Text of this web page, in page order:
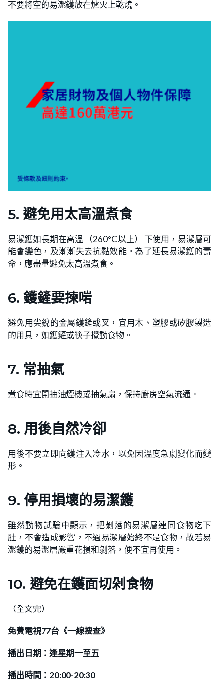
不要將空的易潔鑊放在爐火上乾燒。
5. 避免用太高溫煮食
易潔鑊如長期在高溫 （260°C以上） 下使用，易潔層可
能會變色，及漸漸失去抗黏效能。為了延長易潔鑊的壽
命，應盡量避免太高溫煮食。
6. 鑊鏟要揀啱
避免用尖銳的金屬鑊鏟或叉，宜用木、塑膠或矽膠製造
的用具，如鑊鏟或筷子攪動食物。
7. 常抽氣
煮食時宜開抽油煙機或抽氣扇，保持廚房空氣流通。
8. 用後自然冷卻
用後不要立即向鑊注入冷水，以免因溫度急劇變化而變
形。
9. 停用損壞的易潔鑊
雖然動物試驗中顯示，把剝落的易潔層連同食物吃下
肚，不會造成影響，不過易潔層始終不是食物，故若易
潔鑊的易潔層嚴重花損和剝落，便不宜再使用。
10. 避免在鑊面切剁食物
（全文完）
免費電視77台《一線搜查》
播出日期：逢星期一至五
播出時間：20:00-20:30